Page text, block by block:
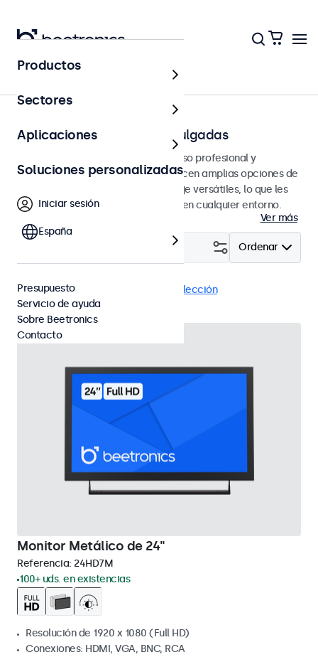
Página principal
Monitores VGA de 7 a 32 pulgadas
Monitores VGA diseñados para un uso profesional y
continuo. Estos monitores VGA ofrecen amplias opciones de
configuración y opciones de montaje versátiles, lo que les
permite integrarse perfectamente en cualquier entorno.
Ver más
Ordenar
VGA Monitores 24" Eliminar selección
Monitor Metálico de 24"
Referencia: 24HD7M
100+ uds. en existencias
Resolución de 1920 x 1080 (Full HD)
Conexiones: HDMI, VGA, BNC, RCA
Productos
Sectores
Aplicaciones
Soluciones personalizadas
Iniciar sesión
España
Presupuesto
Servicio de ayuda
Sobre Beetronics
Contacto